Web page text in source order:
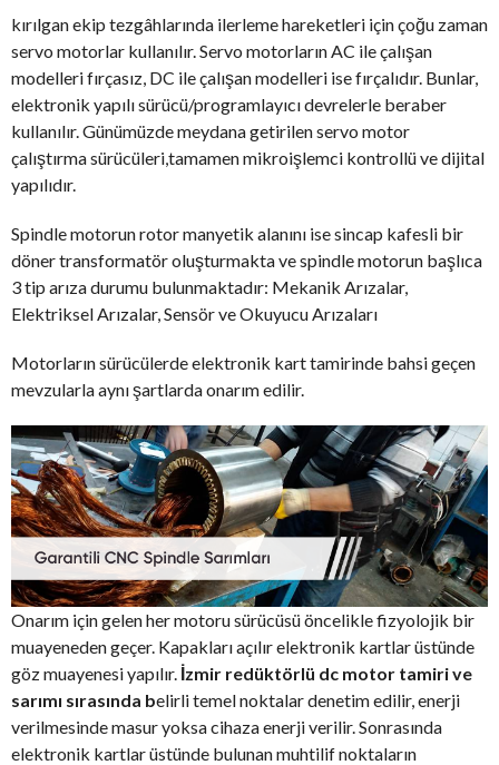
kırılgan ekip tezgâhlarında ilerleme hareketleri için çoğu zaman
servo motorlar kullanılır. Servo motorların AC ile çalışan
modelleri fırçasız, DC ile çalışan modelleri ise fırçalıdır. Bunlar,
elektronik yapılı sürücü/programlayıcı devrelerle beraber
kullanılır. Günümüzde meydana getirilen servo motor
çalıştırma sürücüleri,tamamen mikroişlemci kontrollü ve dijital
yapılıdır.
Spindle motorun rotor manyetik alanını ise sincap kafesli bir
döner transformatör oluşturmakta ve spindle motorun başlıca
3 tip arıza durumu bulunmaktadır: Mekanik Arızalar,
Elektriksel Arızalar, Sensör ve Okuyucu Arızaları
Motorların sürücülerde elektronik kart tamirinde bahsi geçen
mevzularla aynı şartlarda onarım edilir.
Onarım için gelen her motoru sürücüsü öncelikle fizyolojik bir
muayeneden geçer. Kapakları açılır elektronik kartlar üstünde
göz muayenesi yapılır. İzmir redüktörlü dc motor tamiri ve
sarımı sırasında belirli temel noktalar denetim edilir, enerji
verilmesinde masur yoksa cihaza enerji verilir. Sonrasında
elektronik kartlar üstünde bulunan muhtilif noktaların